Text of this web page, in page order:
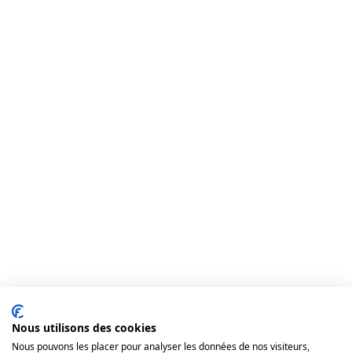
Nous utilisons des cookies
Nous pouvons les placer pour analyser les données de nos visiteurs,